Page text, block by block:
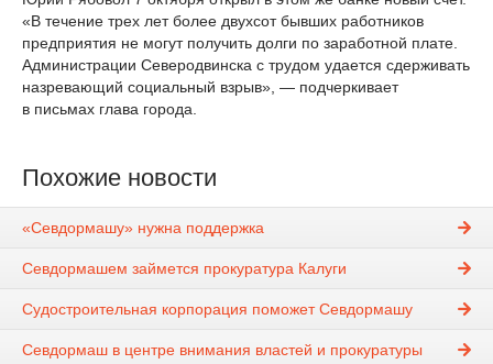
«В течение трех лет более двухсот бывших работников
предприятия не могут получить долги по заработной плате.
Администрации Северодвинска с трудом удается сдерживать
назревающий социальный взрыв», — подчеркивает
в письмах глава города.
Похожие новости
«Севдормашу» нужна поддержка
Севдормашем займется прокуратура Калуги
Судостроительная корпорация поможет Севдормашу
Севдормаш в центре внимания властей и прокуратуры